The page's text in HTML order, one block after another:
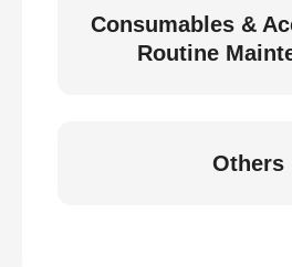
Consumables &
Routine
Others